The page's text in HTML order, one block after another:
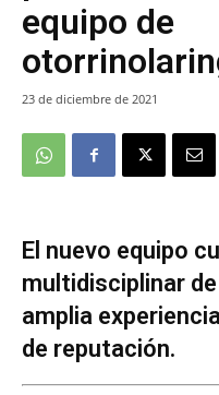
equipo de
23 de diciembre de 2021
El nuevo equipo
multidisciplinar
amplia
de reputación.